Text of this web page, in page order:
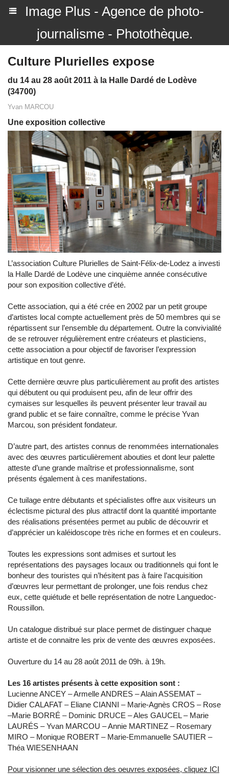
Image Plus - Agence de photo-
journalisme - Photothèque.
Culture Plurielles expose
du 14 au 28 août 2011 à la Halle Dardé de Lodève
(34700)
Yvan MARCOU
Une exposition collective
L’association Culture Plurielles de Saint-Félix-de-Lodez a investi
la Halle Dardé de Lodève une cinquième année consécutive
pour son exposition collective d’été.
Cette association, qui a été crée en 2002 par un petit groupe
d’artistes local compte actuellement près de 50 membres qui se
répartissent sur l’ensemble du département. Outre la convivialité
de se retrouver régulièrement entre créateurs et plasticiens,
cette association a pour objectif de favoriser l’expression
artistique en tout genre.
Cette dernière œuvre plus particulièrement au profit des artistes
qui débutent ou qui produisent peu, afin de leur offrir des
cymaises sur lesquelles ils peuvent présenter leur travail au
grand public et se faire connaître, comme le précise Yvan
Marcou, son président fondateur.
D’autre part, des artistes connus de renommées internationales
avec des œuvres particulièrement abouties et dont leur palette
atteste d’une grande maîtrise et professionnalisme, sont
présents également à ces manifestations.
Ce tuilage entre débutants et spécialistes offre aux visiteurs un
éclectisme pictural des plus attractif dont la quantité importante
des réalisations présentées permet au public de découvrir et
d’apprécier un kaléidoscope très riche en formes et en couleurs.
Toutes les expressions sont admises et surtout les
représentations des paysages locaux ou traditionnels qui font le
bonheur des touristes qui n’hésitent pas à faire l’acquisition
d’œuvres leur permettant de prolonger, une fois rendus chez
eux, cette quiétude et belle représentation de notre Languedoc-
Roussillon.
Un catalogue distribué sur place permet de distinguer chaque
artiste et de connaitre les prix de vente des œuvres exposées.
Ouverture du 14 au 28 août 2011 de 09h. à 19h.
Les 16 artistes présents à cette exposition sont :
Lucienne ANCEY – Armelle ANDRES – Alain ASSEMAT –
Didier CALAFAT – Eliane CIANNI – Marie-Agnès CROS – Rose
–Marie BORRÉ – Dominic DRUCE – Ales GAUCEL – Marie
LAURÉS – Yvan MARCOU – Annie MARTINEZ – Rosemary
MIRO – Monique ROBERT – Marie-Emmanuelle SAUTIER –
Théa WIESENHAAN
Pour visionner une sélection des oeuvres exposées, cliquez ICI